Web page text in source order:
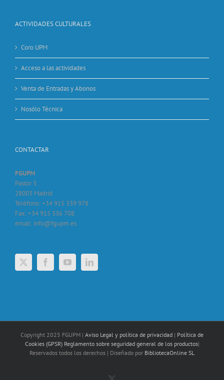
ACTIVIDADES CULTURALES
Coro UPM
Acceso a las actividades
Venta de Entradas y Abonos
Nosólo Técnica
CONTACTAR
FGUPM
Pastor 3
28003 Madrid
Teléfono: +34 915 339 978
Fax: +34 915 336 708
email: info@fgupm.es
Copyright 2025 FGUPM | Aviso Legal y política de privacidad | Política de
Cookies (GPSR) Reglamento sobre seguridad general de los productos|
Reservados todos los derechos | Diseñado por BibliotecaOnline SL